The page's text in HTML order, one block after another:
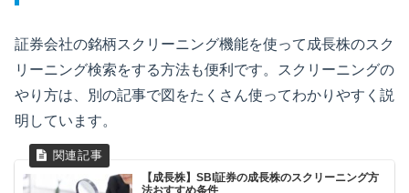
証券会社の銘柄スクリーニング機能を使って成長株のスク
リーニング検索をする方法も便利です。スクリーニングの
やり方は、別の記事で図をたくさん使ってわかりやすく説
明しています。
【成長株】SBI証券の成長株のスクリーニング方